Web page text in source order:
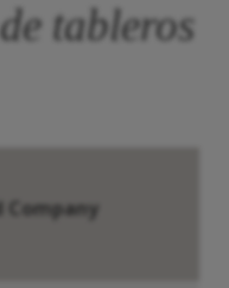
tableros
Company